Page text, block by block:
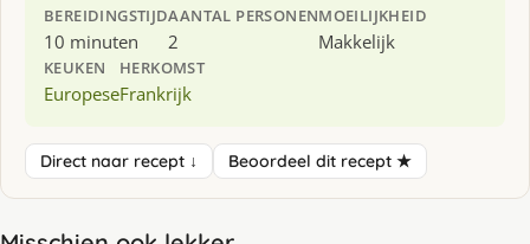
BEREIDINGSTIJD
10 minuten
AANTAL PERSONEN
2
MOEILIJKHEID
Makkelijk
KEUKEN
Europese
HERKOMST
Frankrijk
Direct naar recept ↓ Beoordeel dit recept ★